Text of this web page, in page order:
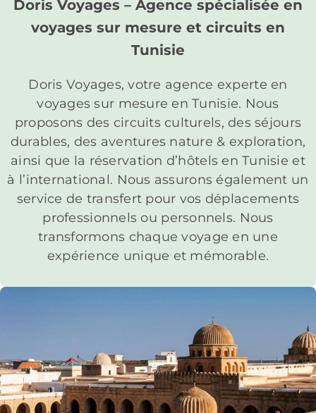
Doris Voyages – Agence spécialisée en
voyages sur mesure et circuits en
Tunisie
Doris Voyages, votre agence experte en
voyages sur mesure en Tunisie. Nous
proposons des circuits culturels, des séjours
durables, des aventures nature & exploration,
ainsi que la réservation d’hôtels en Tunisie et
à l’international. Nous assurons également un
service de transfert pour vos déplacements
professionnels ou personnels. Nous
transformons chaque voyage en une
expérience unique et mémorable.